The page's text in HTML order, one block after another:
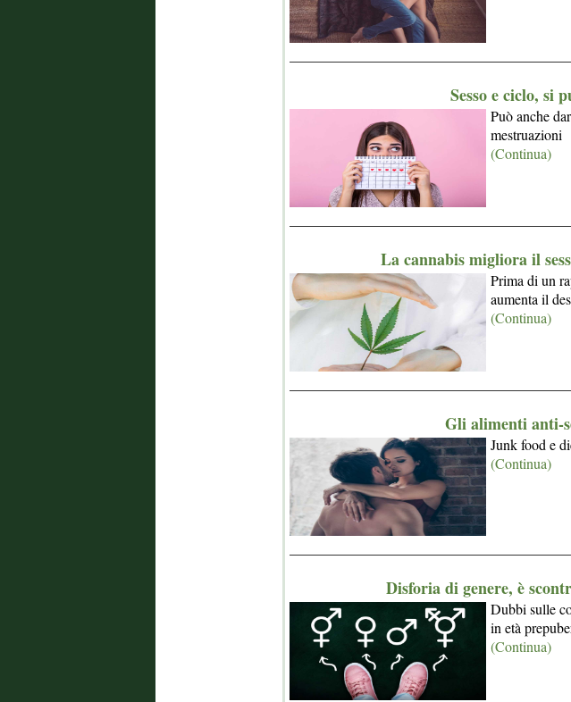
Sesso e ciclo, si
Può anche
mestruazioni
(Continua)
La cannabis migliora il
Prima di un
aumenta il
(Continua)
Gli alimenti anti-
Junk food e
(Continua)
Disforia di genere, è
Dubbi sulle
in età
(Continua)